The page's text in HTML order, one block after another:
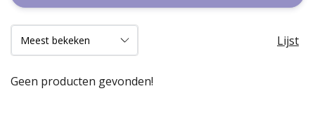
Lijst
Geen producten gevonden!